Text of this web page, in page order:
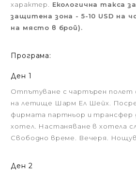
характер.
Екологична такса
защитена зона - 5-10 USD на
на място в брой).
Програма:
Ден 1
Отпътуване с чартърен полет
на летище Шарм Ел Шейх.
фирмата партньор и трансфер
хотел. Настаняване в хотела
Свободно време. Вечеря.
Ден 2